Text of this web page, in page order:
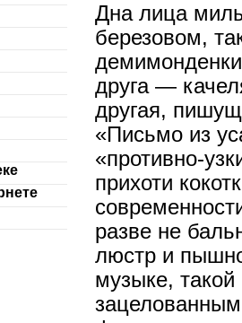
Дна лица
березовом,
друга —
другая,
«Письмо из
«противно-
прихоти
разве не
люстр и
музыке,